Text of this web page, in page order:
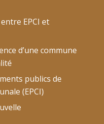
entre EPCI et
d’une commune
publics de
(EPCI)